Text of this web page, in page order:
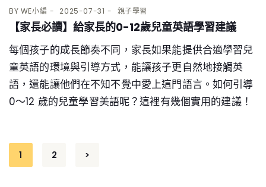
BY WE小編 2025-07-31 親子學習
【家長必讀】給家長的0-12歲兒童英語學習建議
每個孩子的成長節奏不同，家長如果能提供合適學習兒
童英語的環境與引導方式，能讓孩子更自然地接觸英
語，還能讓他們在不知不覺中愛上這門語言。如何引導
0～12 歲的兒童學習美語呢？這裡有幾個實用的建議！
Posts
1 2 >